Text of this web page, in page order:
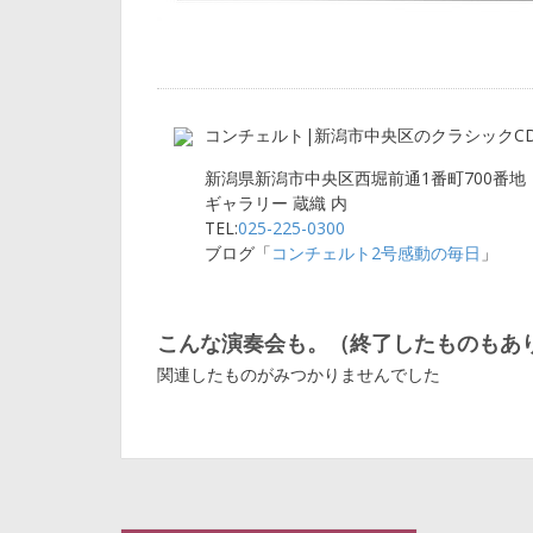
コンチェルト|新潟市中央区のクラシック
新潟県新潟市中央区西堀前通1番町700番地
ギャラリー 蔵織 内
TEL:025-225-0300
ブログ「コンチェルト2号感動の毎日 」
こんな演奏会も。（終了したものもあ
関連したものがみつかりませんでした